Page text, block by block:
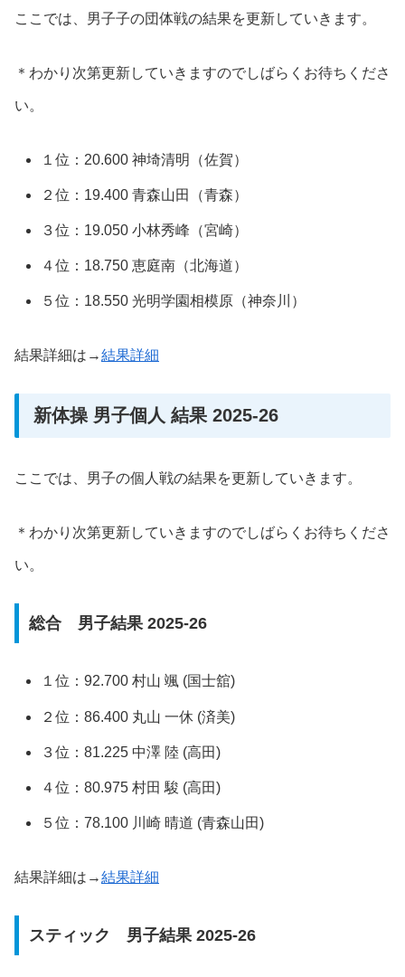
ここでは、男子子の団体戦の結果を更新していきます。
＊わかり次第更新していきますのでしばらくお待ちくださ
い。
１位：20.600 神埼清明（佐賀）
２位：19.400 青森山田（青森）
３位：19.050 小林秀峰（宮崎）
４位：18.750 恵庭南（北海道）
５位：18.550 光明学園相模原（神奈川）
結果詳細は→結果詳細
新体操 男子個人 結果 2025-26
ここでは、男子の個人戦の結果を更新していきます。
＊わかり次第更新していきますのでしばらくお待ちくださ
い。
総合 男子結果 2025-26
１位：92.700 村山 颯 (国士舘)
２位：86.400 丸山 一休 (済美)
３位：81.225 中澤 陸 (高田)
４位：80.975 村田 駿 (高田)
５位：78.100 川崎 晴道 (青森山田)
結果詳細は→結果詳細
スティック 男子結果 2025-26